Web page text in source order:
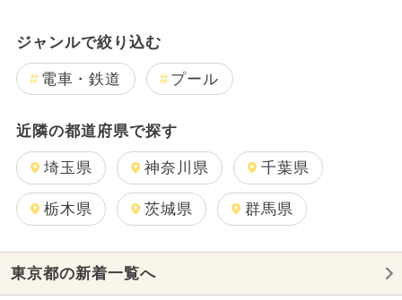
ジャンルで絞り込む
電車・鉄道 プール
近隣の都道府県で探す
埼玉県 神奈川県 千葉県
栃木県 茨城県 群馬県
東京都の新着一覧へ